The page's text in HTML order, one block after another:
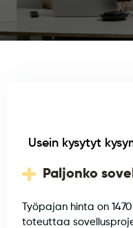
Usein kysytyt
Paljonko
Työpajan hinta on
toteuttaa